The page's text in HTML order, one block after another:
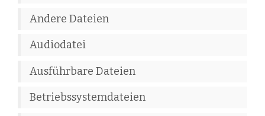
Andere Dateien
Audiodatei
Ausführbare Dateien
Betriebssystemdateien